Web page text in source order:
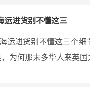
运进货别不懂这三
运进货别不懂这三个
为何那末多华人来英国